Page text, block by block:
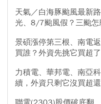
天氣／白海豚颱風最新
光、8/7颱風假？三颱
景碩漲停第三根、南電
買誰？外資先挑它買超
力積電、華邦電、南亞
續，外資只剩它沒買超